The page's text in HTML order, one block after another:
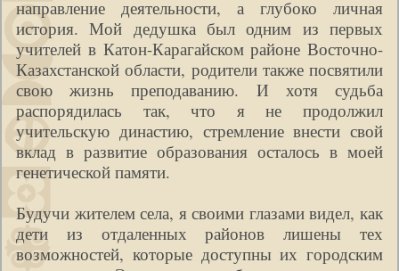
направление деятельности, а глубоко личная
история. Мой дедушка был одним из первых
учителей в Катон-Карагайском районе Восточно-
Казахстанской области, родители также посвятили
свою жизнь преподаванию. И хотя судьба
распорядилась так, что я не продолжил
учительскую династию, стремление внести свой
вклад в развитие образования осталось в моей
генетической памяти.
Будучи жителем села, я своими глазами видел, как
дети из отдаленных районов лишены тех
возможностей, которые доступны их городским